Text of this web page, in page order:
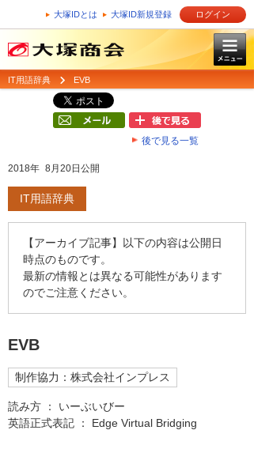
大塚IDとは 大塚ID新規登録 ログイン
IT用語辞典 EVB
後で見る一覧
2018年 8月20日公開
IT用語辞典
【アーカイブ記事】以下の内容は公開日
時点のものです。
最新の情報とは異なる可能性があります
のでご注意ください。
EVB
制作協力：株式会社インプレス
読み方 ： いーぶいびー
英語正式表記 ： Edge Virtual Bridging